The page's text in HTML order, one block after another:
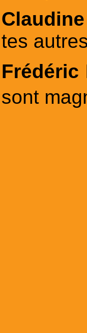
tes
sont